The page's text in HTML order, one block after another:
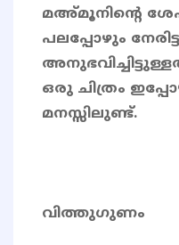
മഅ്മൂനിന്റെ
പലപ്പോഴും
ഒരു ചിത്രം
മനസ്സിലുണ്ട്.
വിത്തുഗുണം